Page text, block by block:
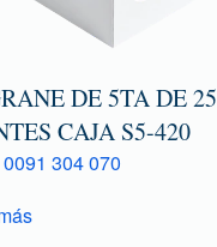
DE 5TA DE 25
CAJA S5-420
304 070